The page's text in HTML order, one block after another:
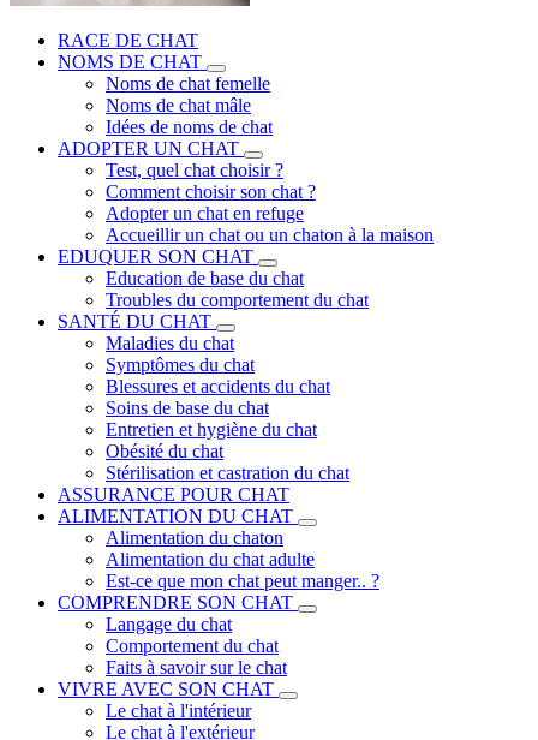
RACE DE CHAT
NOMS DE CHAT
Noms de chat femelle
Noms de chat mâle
Idées de noms de chat
ADOPTER UN CHAT
Test, quel chat choisir ?
Comment choisir son chat ?
Adopter un chat en refuge
Accueillir un chat ou un chaton à la maison
EDUQUER SON CHAT
Education de base du chat
Troubles du comportement du chat
SANTÉ DU CHAT
Maladies du chat
Symptômes du chat
Blessures et accidents du chat
Soins de base du chat
Entretien et hygiène du chat
Obésité du chat
Stérilisation et castration du chat
ASSURANCE POUR CHAT
ALIMENTATION DU CHAT
Alimentation du chaton
Alimentation du chat adulte
Est-ce que mon chat peut manger.. ?
COMPRENDRE SON CHAT
Langage du chat
Comportement du chat
Faits à savoir sur le chat
VIVRE AVEC SON CHAT
Le chat à l'intérieur
Le chat à l'extérieur